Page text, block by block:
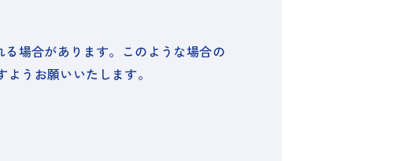
場合があります。このような場合の
うお願いいたします。